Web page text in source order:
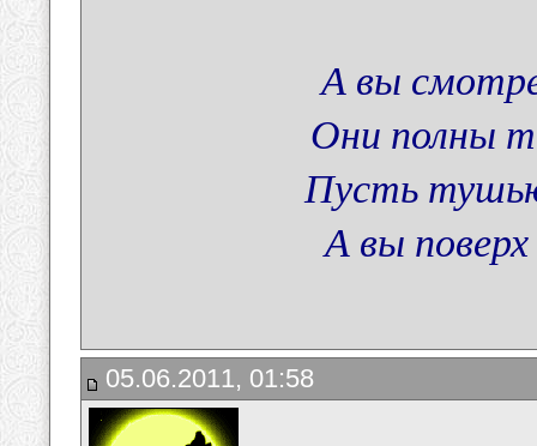
А вы
Они полны
Пусть
А вы
05.06.2011, 01:58